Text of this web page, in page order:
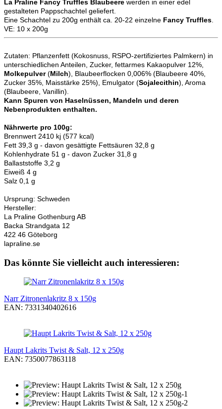
La Praline Fancy Truffles Blaubeere werden in einer edel
gestalteten Pappschachtel geliefert.
Eine Schachtel zu 200g enthält ca. 20-22 einzelne Fancy Truffles
VE: 10 x 200g
Zutaten: Pflanzenfett (Kokosnuss, RSPO-zertifiziertes Palmkern) in
unterschiedlichen Anteilen, Zucker, fettarmes Kakaopulver 12%,
Molkepulver(Milch), Blaubeerflocken 0,006% (Blaubeere 40%,
Zucker 35%, Maisstärke 25%), Emulgator (Sojalecithin), Aroma
(Blaubeere, Vanillin).
Kann Spuren von Haselnüssen, Mandeln und deren
Nebenprodukten enthalten.
Nährwerte pro 100g:
Brennwert 2410 kj (577 kcal)
Fett 39,3 g - davon gesättigte Fettsäuren 32,8 g
Kohlenhydrate 51 g - davon Zucker 31,8 g
Ballaststoffe 3,2 g
Eiweiß 4 g
Salz 0,1 g
Ursprung: Schweden
Hersteller:
La Praline Gothenburg AB
Backa Strandgata 12
422 46 Göteborg
lapraline.se
Das könnte Sie vielleicht auch interessieren:
Narr Zitronenlakritz 8 x 150g
EAN: 7331340402616
Haupt Lakrits Twist & Salt, 12 x 250g
EAN: 7350077863118